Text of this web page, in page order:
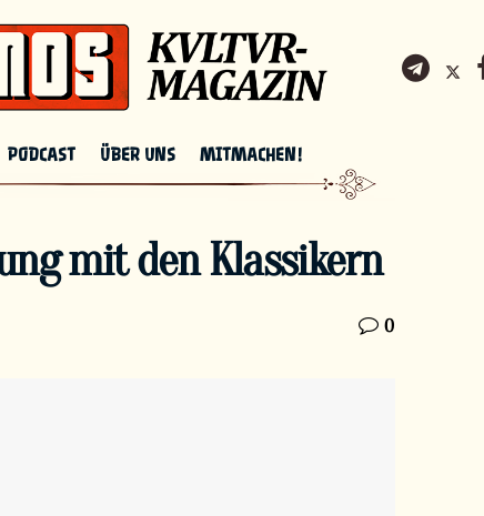
PODCAST ÜBER UNS MITMACHEN!
mit den Klassikern
0